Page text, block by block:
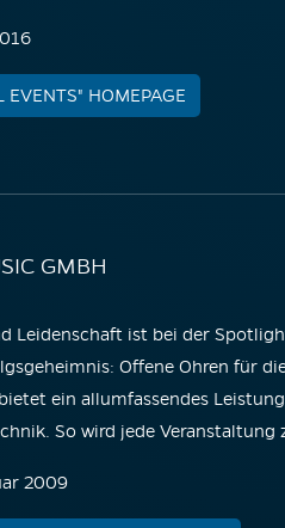
EVENTS" HOMEPAGE
GMBH
Leidenschaft ist bei der
Offene Ohren für
ein allumfassendes
So wird jede Veranstaltung
2009